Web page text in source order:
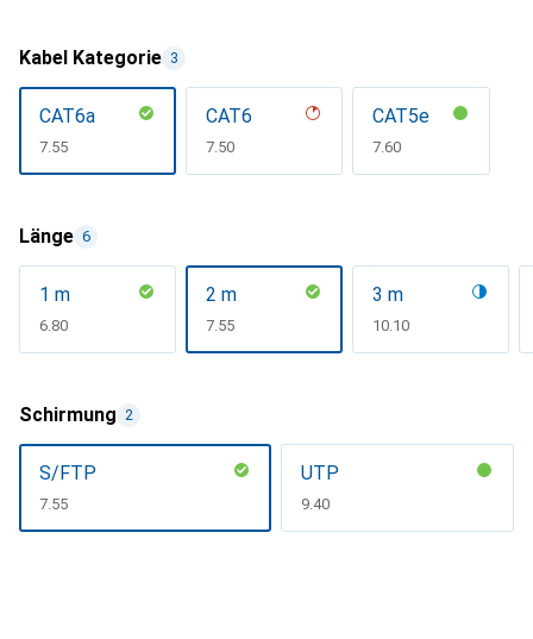
Kabel Kategorie 3
CAT6a
CHF
7.55
CAT6
CHF
7.50
CAT5e
CHF
7.60
Länge 6
1 m
CHF
6.80
2 m
CHF
7.55
3 m
CHF
10.10
Schirmung 2
S/FTP
CHF
7.55
UTP
CHF
9.40